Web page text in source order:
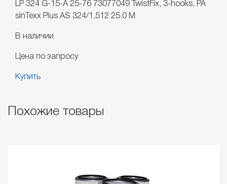
LP 324 G-15-A 25-76 73077049 TwistFix, 3-hooks, PA
sinTexx Plus AS 324/1,512 25.0 M
В наличии
Цена по запросу
Купить
Похожие товары